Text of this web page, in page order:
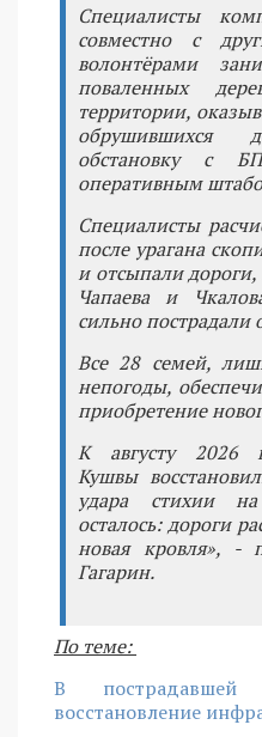
Специалисты
совместно с
волонтёрами
поваленных
территории,
обрушившихся
обстановку с
оперативным
Специалисты
после урагана
и отсыпали
Чапаева и
сильно пострадали
Все 28 семей,
непогоды,
приобретение
К августу 2026
Кушвы
удара стихии
осталось: дороги
новая кровля», -
Гагарин.
По теме:
В пострадавшей
восстановление